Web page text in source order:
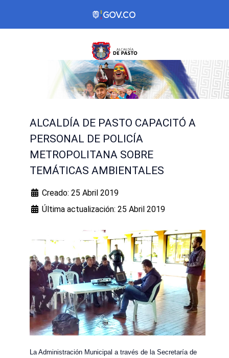
ALCALDÍA DE PASTO CAPACITÓ A
PERSONAL DE POLICÍA
METROPOLITANA SOBRE
TEMÁTICAS AMBIENTALES
Creado: 25 Abril 2019
Última actualización: 25 Abril 2019
La Administración Municipal a través de la Secretaría de